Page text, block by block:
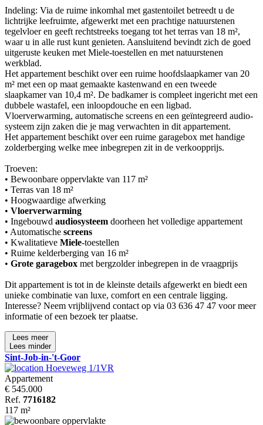
Indeling: Via de ruime inkomhal met gastentoilet betreedt u de
lichtrijke leefruimte, afgewerkt met een prachtige natuurstenen
tegelvloer en geeft rechtstreeks toegang tot het terras van 18 m²,
waar u in alle rust kunt genieten. Aansluitend bevindt zich de goed
uitgeruste keuken met Miele-toestellen en met natuurstenen
werkblad.
Het appartement beschikt over een ruime hoofdslaapkamer van 20
m² met een op maat gemaakte kastenwand en een tweede
slaapkamer van 10,4 m². De badkamer is compleet ingericht met een
dubbele wastafel, een inloopdouche en een ligbad.
Vloerverwarming, automatische screens en een geïntegreerd audio-
systeem zijn zaken die je mag verwachten in dit appartement.
Het appartement beschikt over een ruime garagebox met handige
zolderberging welke mee inbegrepen zit in de verkoopprijs.
Troeven:
• Bewoonbare oppervlakte van 117 m²
• Terras van 18 m²
• Hoogwaardige afwerking
• Vloerverwarming
• Ingebouwd audiosysteem doorheen het volledige appartement
• Automatische screens
• Kwalitatieve Miele-toestellen
• Ruime kelderberging van 16 m²
• Grote garagebox met bergzolder inbegrepen in de vraagprijs
Dit appartement is tot in de kleinste details afgewerkt en biedt een
unieke combinatie van luxe, comfort en een centrale ligging.
Interesse? Neem vrijblijvend contact op via 03 636 47 47 voor meer
informatie of een bezoek ter plaatse.
Lees meer
Lees minder
Sint-Job-in-'t-Goor
Hoeveweg 1/1VR
Appartement
€ 545.000
Ref. 7716182
117 m²